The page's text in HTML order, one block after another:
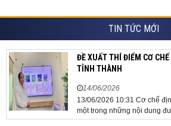
TIN TỨC MỚI
ĐỀ XUẤT THÍ ĐIỂM CƠ
TỈNH THÀNH
14/06/2026
13/06/2026 10:31 Cơ chế
một trong những nội dung
nghiệp, các chuyên gia và